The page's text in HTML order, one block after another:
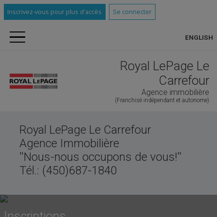
Inscrivez-vous pour plus d'accès Se connecter
ENGLISH
Royal LePage Le
Carrefour
Agence immobilière
(Franchisé indépendant et autonome)
Royal LePage Le Carrefour
Agence Immobilière
''Nous-nous occupons de vous!''
Tél.: (450)687-1840